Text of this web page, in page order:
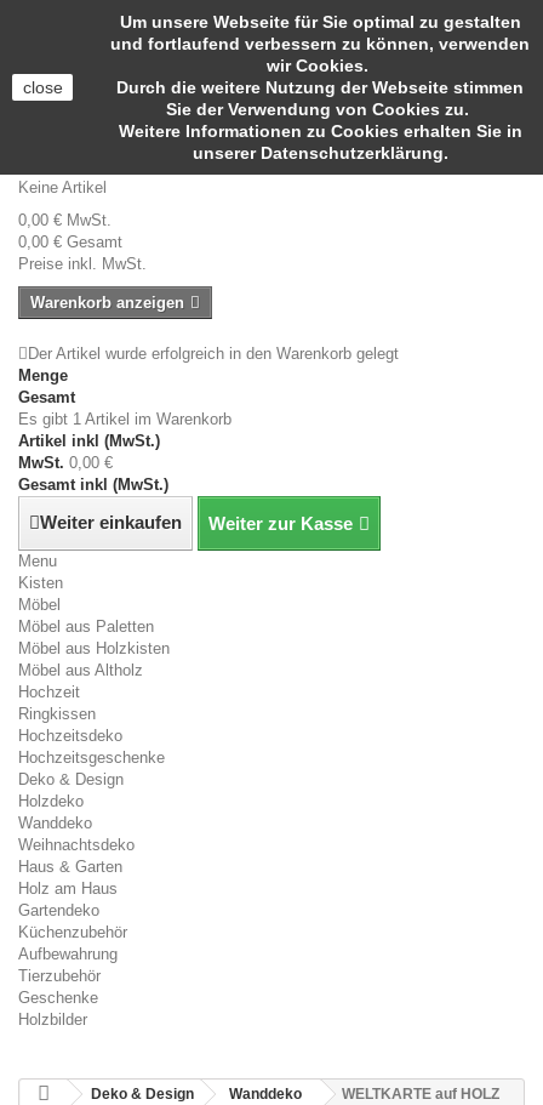
Keine Artikel
0,00 € MwSt.
0,00 € Gesamt
Preise inkl. MwSt.
Warenkorb anzeigen
Der Artikel wurde erfolgreich in den Warenkorb gelegt
Menge
Gesamt
Es gibt 1 Artikel im Warenkorb
Artikel inkl (MwSt.)
MwSt. 0,00 €
Gesamt inkl (MwSt.)
Weiter einkaufen Weiter zur Kasse
Menu
Kisten
Möbel
Möbel aus Paletten
Möbel aus Holzkisten
Möbel aus Altholz
Hochzeit
Ringkissen
Hochzeitsdeko
Hochzeitsgeschenke
Deko & Design
Holzdeko
Wanddeko
Weihnachtsdeko
Haus & Garten
Holz am Haus
Gartendeko
Küchenzubehör
Aufbewahrung
Tierzubehör
Geschenke
Holzbilder
Deko & Design Wanddeko
WELTKARTE auf HOLZ
close
Um unsere Webseite für Sie optimal zu gestalten
und fortlaufend verbessern zu können, verwenden
wir Cookies.
Durch die weitere Nutzung der Webseite stimmen
Sie der Verwendung von Cookies zu.
Weitere Informationen zu Cookies erhalten Sie in
unserer Datenschutzerklärung.